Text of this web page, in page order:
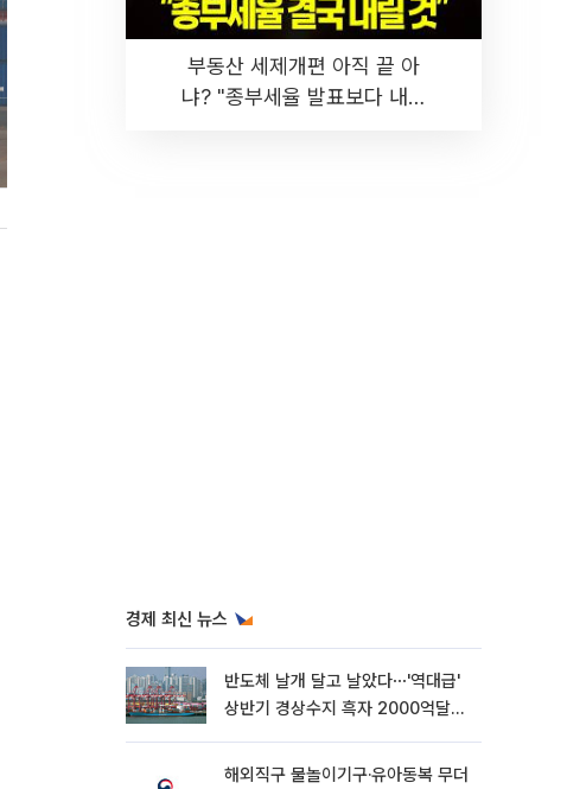
부동산 세제개편 아직 끝 아
냐? "종부세율 발표보다 내릴
경제 최신 뉴스
반도체 날개 달고 날았다⋯'역대급'
상반기 경상수지 흑자 2000억달러
해외직구 물놀이기구·유아동복 무더